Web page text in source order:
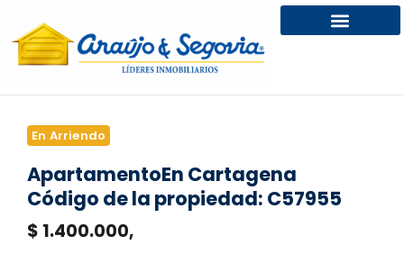
En Arriendo
ApartamentoEn Cartagena
Código de la propiedad: C57955
$ 1.400.000,